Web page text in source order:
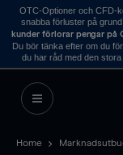
OTC-Optioner och CFD-
snabba förluster på
kunder förlorar pengar på
Du bör tänka efter om du
du har råd med den
Home